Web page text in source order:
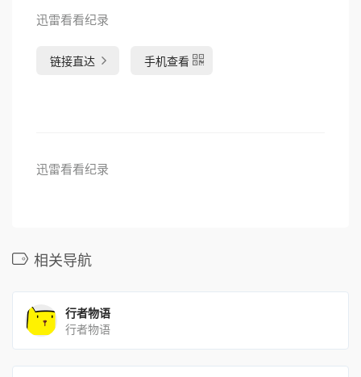
迅雷看看纪录
链接直达 手机查看
迅雷看看纪录
相关导航
行者物语
行者物语